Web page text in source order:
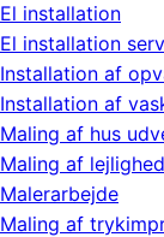
El installation
El installation
Installation af
Installation af
Maling af hus
Maling af lejlighed
Malerarbejde
Maling af